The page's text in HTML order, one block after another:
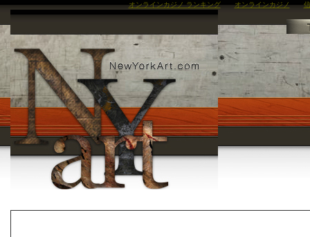
オンラインカジノ ランキング オンラインカジノ